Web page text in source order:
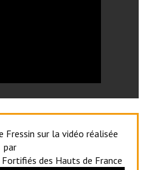
Fressin sur la vidéo réalisée
par
des Hauts de France